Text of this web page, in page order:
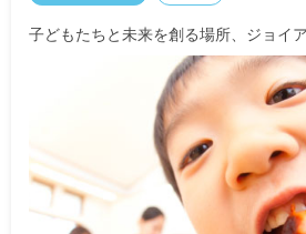
子どもたちと未来を創る場所、ジョイ